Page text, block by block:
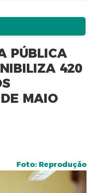
PÚBLICA
420
MAIO
Foto: Reprodução